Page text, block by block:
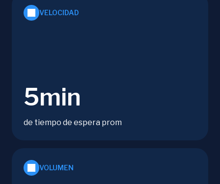
VELOCIDAD
5min
de tiempo de espera prom
VOLUMEN